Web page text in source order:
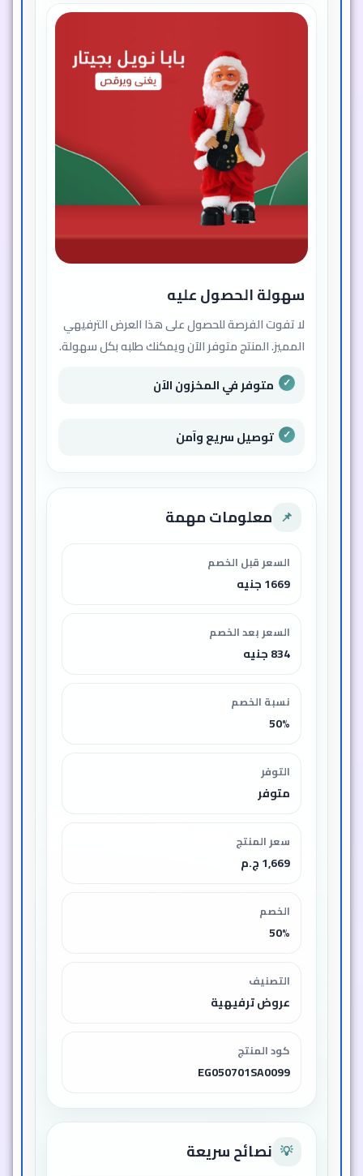
سهولة الحصول عليه
لا تفوت الفرصة للحصول على هذا العرض الترفيهي
المميز. المنتج متوفر الآن ويمكنك طلبه بكل سهولة.
متوفر في المخزون الآن
توصيل سريع وآمن
📌 معلومات مهمة
السعر قبل الخصم
1669 جنيه
السعر بعد الخصم
834 جنيه
نسبة الخصم
50%
التوفر
متوفر
سعر المنتج
1,669 ج.م
الخصم
50%
التصنيف
عروض ترفيهية
كود المنتج
EG050701SA0099
💡 نصائح سريعة